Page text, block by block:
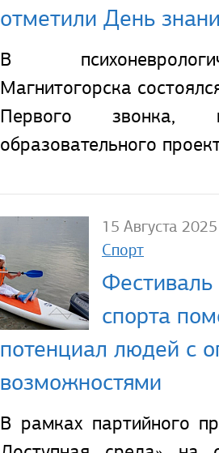
отметили День
В
Магнитогорска
Первого звонка,
образовательного
15 Августа 2025
Спорт
спорта
потенциал людей с
возможностями
В рамках партийного